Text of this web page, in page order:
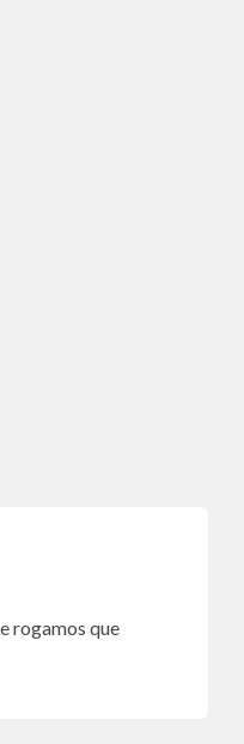
rogamos que